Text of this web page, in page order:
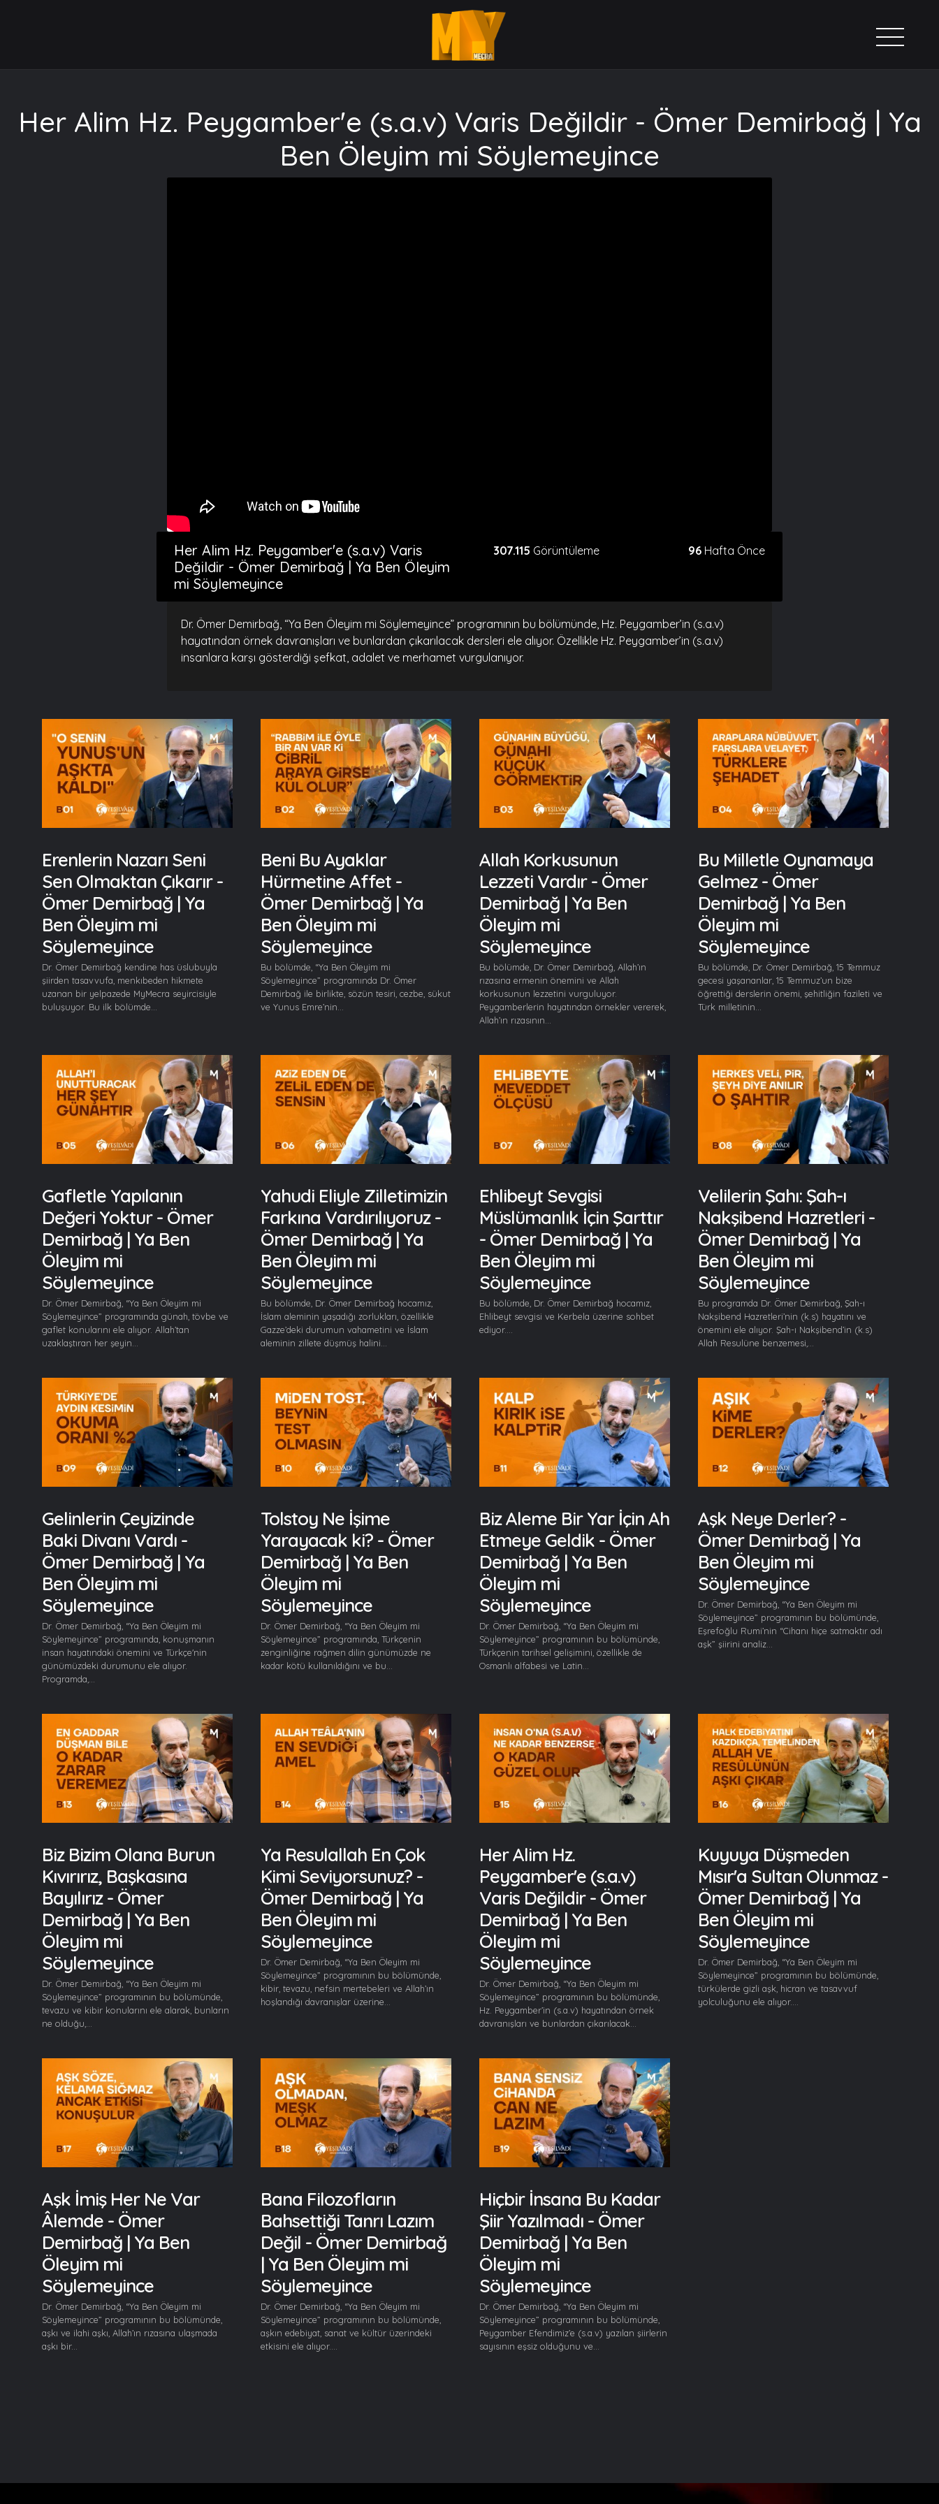
Her Alim Hz. Peygamber'e (s.a.v) Varis Değildir - Ömer Demirbağ | Ya
Ben Öleyim mi Söylemeyince
Her Alim Hz. Peygamber'e (s.a.v) Varis
Değildir - Ömer Demirbağ | Ya Ben Öleyim
mi Söylemeyince
307.115 Görüntüleme 96 Hafta Önce
Dr. Ömer Demirbağ, “Ya Ben Öleyim mi Söylemeyince” programının bu bölümünde, Hz. Peygamber’in (s.a.v)
hayatından örnek davranışları ve bunlardan çıkarılacak dersleri ele alıyor. Özellikle Hz. Peygamber’in (s.a.v)
insanlara karşı gösterdiği şefkat, adalet ve merhamet vurgulanıyor.
Erenlerin Nazarı Seni
Sen Olmaktan Çıkarır -
Ömer Demirbağ | Ya
Ben Öleyim mi
Söylemeyince
Dr. Ömer Demirbağ kendine has üslubuyla
şiirden tasavvufa, menkıbeden hikmete
uzanan bir yelpazede MyMecra seyircisiyle
buluşuyor. Bu ilk bölümde...
Beni Bu Ayaklar
Hürmetine Affet -
Ömer Demirbağ | Ya
Ben Öleyim mi
Söylemeyince
Bu bölümde, “Ya Ben Öleyim mi
Söylemeyince” programında Dr. Ömer
Demirbağ ile birlikte, sözün tesiri, cezbe, sükut
ve Yunus Emre’nin...
Allah Korkusunun
Lezzeti Vardır - Ömer
Demirbağ | Ya Ben
Öleyim mi
Söylemeyince
Bu bölümde, Dr. Ömer Demirbağ, Allah’ın
rızasına ermenin önemini ve Allah
korkusunun lezzetini vurguluyor.
Peygamberlerin hayatından örnekler vererek,
Allah’ın rızasının...
Bu Milletle Oynamaya
Gelmez - Ömer
Demirbağ | Ya Ben
Öleyim mi
Söylemeyince
Bu bölümde, Dr. Ömer Demirbağ, 15 Temmuz
gecesi yaşananlar, 15 Temmuz’un bize
öğrettiği derslerin önemi, şehitliğin fazileti ve
Türk milletinin...
Gafletle Yapılanın
Değeri Yoktur - Ömer
Demirbağ | Ya Ben
Öleyim mi
Söylemeyince
Dr. Ömer Demirbağ, “Ya Ben Öleyim mi
Söylemeyince” programında günah, tövbe ve
gaflet konularını ele alıyor. Allah’tan
uzaklaştıran her şeyin...
Yahudi Eliyle Zilletimizin
Farkına Vardırılıyoruz -
Ömer Demirbağ | Ya
Ben Öleyim mi
Söylemeyince
Bu bölümde, Dr. Ömer Demirbağ hocamız,
İslam aleminin yaşadığı zorlukları, özellikle
Gazze’deki durumun vahametini ve İslam
aleminin zillete düşmüş halini...
Ehlibeyt Sevgisi
Müslümanlık İçin Şarttır
- Ömer Demirbağ | Ya
Ben Öleyim mi
Söylemeyince
Bu bölümde, Dr. Ömer Demirbağ hocamız,
Ehlibeyt sevgisi ve Kerbela üzerine sohbet
ediyor....
Velilerin Şahı: Şah-ı
Nakşibend Hazretleri -
Ömer Demirbağ | Ya
Ben Öleyim mi
Söylemeyince
Bu programda Dr. Ömer Demirbağ, Şah-ı
Nakşibend Hazretleri’nin (k.s) hayatını ve
önemini ele alıyor. Şah-ı Nakşibend’in (k.s)
Allah Resulüne benzemesi,...
Gelinlerin Çeyizinde
Baki Divanı Vardı -
Ömer Demirbağ | Ya
Ben Öleyim mi
Söylemeyince
Dr. Ömer Demirbağ, “Ya Ben Öleyim mi
Söylemeyince” programında, konuşmanın
insan hayatındaki önemini ve Türkçe'nin
günümüzdeki durumunu ele alıyor.
Programda,...
Tolstoy Ne İşime
Yarayacak ki? - Ömer
Demirbağ | Ya Ben
Öleyim mi
Söylemeyince
Dr. Ömer Demirbağ, “Ya Ben Öleyim mi
Söylemeyince” programında, Türkçenin
zenginliğine rağmen dilin günümüzde ne
kadar kötü kullanıldığını ve bu...
Biz Aleme Bir Yar İçin Ah
Etmeye Geldik - Ömer
Demirbağ | Ya Ben
Öleyim mi
Söylemeyince
Dr. Ömer Demirbağ, “Ya Ben Öleyim mi
Söylemeyince” programının bu bölümünde,
Türkçenin tarihsel gelişimini, özellikle de
Osmanlı alfabesi ve Latin...
Aşk Neye Derler? -
Ömer Demirbağ | Ya
Ben Öleyim mi
Söylemeyince
Dr. Ömer Demirbağ, “Ya Ben Öleyim mi
Söylemeyince” programının bu bölümünde,
Eşrefoğlu Rumi’nin “Cihanı hiçe satmaktır adı
aşk” şiirini analiz...
Biz Bizim Olana Burun
Kıvırırız, Başkasına
Bayılırız - Ömer
Demirbağ | Ya Ben
Öleyim mi
Söylemeyince
Dr. Ömer Demirbağ, “Ya Ben Öleyim mi
Söylemeyince” programının bu bölümünde,
tevazu ve kibir konularını ele alarak, bunların
ne olduğu,...
Ya Resulallah En Çok
Kimi Seviyorsunuz? -
Ömer Demirbağ | Ya
Ben Öleyim mi
Söylemeyince
Dr. Ömer Demirbağ, “Ya Ben Öleyim mi
Söylemeyince” programının bu bölümünde,
kibir, tevazu, nefsin mertebeleri ve Allah’ın
hoşlandığı davranışlar üzerine...
Her Alim Hz.
Peygamber'e (s.a.v)
Varis Değildir - Ömer
Demirbağ | Ya Ben
Öleyim mi
Söylemeyince
Dr. Ömer Demirbağ, “Ya Ben Öleyim mi
Söylemeyince” programının bu bölümünde,
Hz. Peygamber’in (s.a.v) hayatından örnek
davranışları ve bunlardan çıkarılacak...
Kuyuya Düşmeden
Mısır'a Sultan Olunmaz -
Ömer Demirbağ | Ya
Ben Öleyim mi
Söylemeyince
Dr. Ömer Demirbağ, “Ya Ben Öleyim mi
Söylemeyince” programının bu bölümünde,
türkülerde gizli aşk, hicran ve tasavvuf
yolculuğunu ele alıyor....
Aşk İmiş Her Ne Var
Âlemde - Ömer
Demirbağ | Ya Ben
Öleyim mi
Söylemeyince
Dr. Ömer Demirbağ, “Ya Ben Öleyim mi
Söylemeyince” programının bu bölümünde,
aşkı ve ilahi aşkı, Allah’ın rızasına ulaşmada
aşkı bir...
Bana Filozofların
Bahsettiği Tanrı Lazım
Değil - Ömer Demirbağ
| Ya Ben Öleyim mi
Söylemeyince
Dr. Ömer Demirbağ, “Ya Ben Öleyim mi
Söylemeyince” programının bu bölümünde,
aşkın edebiyat, sanat ve kültür üzerindeki
etkisini ele alıyor....
Hiçbir İnsana Bu Kadar
Şiir Yazılmadı - Ömer
Demirbağ | Ya Ben
Öleyim mi
Söylemeyince
Dr. Ömer Demirbağ, “Ya Ben Öleyim mi
Söylemeyince” programının bu bölümünde,
Peygamber Efendimiz’e (s.a.v) yazılan şiirlerin
sayısının eşsiz olduğunu ve...